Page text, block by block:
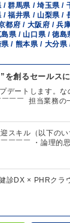
群馬県 / 埼玉県 /
福井県 / 山梨県 /
都府 / 大阪府 / 兵
県 / 山口県 / 徳
/ 熊本県 / 大分
を創るセールス
デートします。な
￣￣ 担当業務の
スキル（以下の
￣￣￣ ・論理的
診DX × PHRクラ